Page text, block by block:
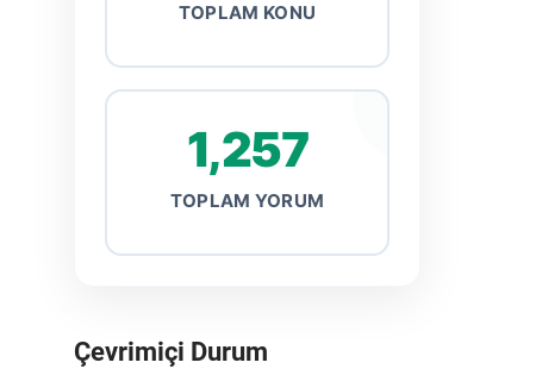
TOPLAM KONU
1,257
TOPLAM YORUM
Çevrimiçi Durum